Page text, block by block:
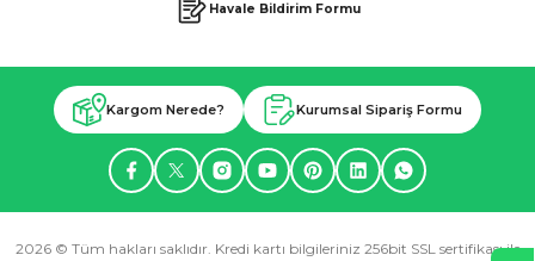
Havale Bildirim Formu
Kargom Nerede? Kurumsal Sipariş Formu
2026 © Tüm hakları saklıdır. Kredi kartı bilgileriniz 256bit SSL sertifikası ile